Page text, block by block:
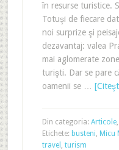
în resurse turistice.
Totuşi de fiecare
noi surprize şi
dezavantaj: valea
mai aglomerate
turişti. Dar se pare
oamenii se …
Din categoria: Articole,
Etichete: busteni, Micu
travel , turism